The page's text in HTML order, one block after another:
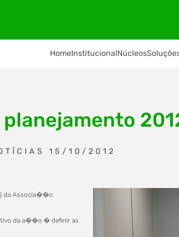
HomeInstitucionalNúcleos
15/10/2012
da Associa��o
da a��o � definir as